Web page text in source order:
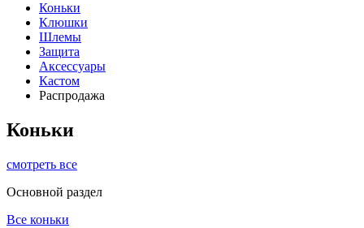
Коньки
Клюшки
Шлемы
Защита
Аксессуары
Кастом
Распродажа
Коньки
смотреть все
Основной раздел
Все коньки